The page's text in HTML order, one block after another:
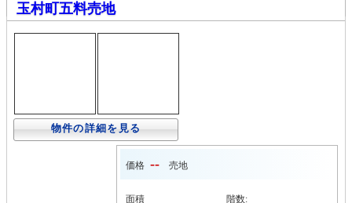
玉村町五料売地
物件の詳細を見る
価格 -- 売地
面積 階数: